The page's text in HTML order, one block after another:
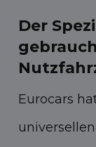
Der
Eurocars